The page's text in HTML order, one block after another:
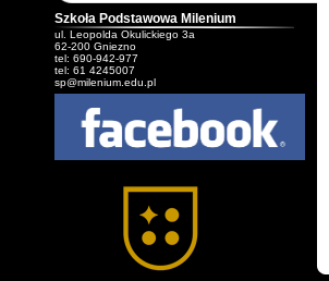
Szkoła Podstawowa Milenium
ul. Leopolda Okulickiego 3a
62-200 Gniezno
tel: 690-942-977
tel: 61 4245007
sp@milenium.edu.pl